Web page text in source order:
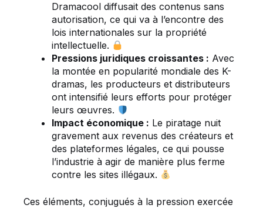
Dramacool diffusait des contenus sans
autorisation, ce qui va à l’encontre des
lois internationales sur la propriété
intellectuelle.
Pressions juridiques croissantes : Avec
la montée en popularité mondiale des K-
dramas, les producteurs et distributeurs
ont intensifié leurs efforts pour protéger
leurs œuvres.
Impact économique : Le piratage nuit
gravement aux revenus des créateurs et
des plateformes légales, ce qui pousse
l’industrie à agir de manière plus ferme
contre les sites illégaux.
Ces éléments, conjugués à la pression exercée